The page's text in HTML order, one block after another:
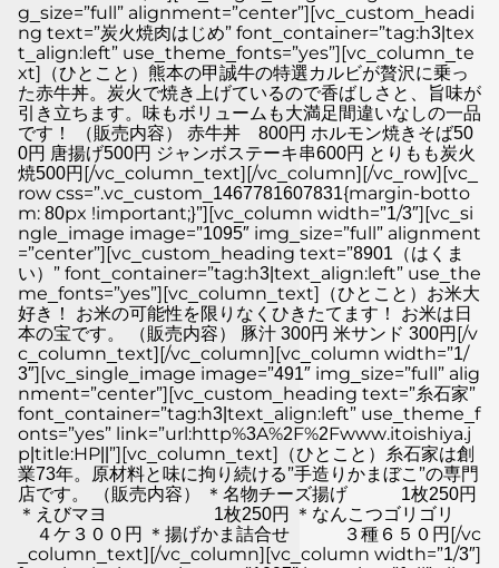
g_size=”full” alignment=”center”][vc_custom_headi
ng text=”炭火焼肉はじめ” font_container=”tag:h3|tex
t_align:left” use_theme_fonts=”yes”][vc_column_te
xt]（ひとこと）熊本の甲誠牛の特選カルビが贅沢に乗っ
た赤牛丼。炭火で焼き上げているので香ばしさと、旨味が
引き立ちます。味もボリュームも大満足間違いなしの一品
です！ （販売内容） 赤牛丼 800円 ホルモン焼きそば50
0円 唐揚げ500円 ジャンボステーキ串600円 とりもも炭火
焼500円[/vc_column_text][/vc_column][/vc_row][vc_
row css=”.vc_custom_1467781607831{margin-botto
m: 80px !important;}”][vc_column width=”1/3″][vc_si
ngle_image image=”1095″ img_size=”full” alignment
=”center”][vc_custom_heading text=”8901（はくま
い）” font_container=”tag:h3|text_align:left” use_the
me_fonts=”yes”][vc_column_text]（ひとこと）お米大
好き！ お米の可能性を限りなくひきたてます！ お米は日
本の宝です。 （販売内容） 豚汁 300円 米サンド 300円[/v
c_column_text][/vc_column][vc_column width=”1/
3″][vc_single_image image=”491″ img_size=”full” alig
nment=”center”][vc_custom_heading text=”糸石家”
font_container=”tag:h3|text_align:left” use_theme_f
onts=”yes” link=”url:http%3A%2F%2Fwww.itoishiya.j
p|title:HP||”][vc_column_text]（ひとこと）糸石家は創
業73年。原材料と味に拘り続ける”手造りかまぼこ”の専門
店です。 （販売内容） ＊名物チーズ揚げ 1枚250円
＊えびマヨ 1枚250円 ＊なんこつゴリゴリ
４ケ３００円 ＊揚げかま詰合せ ３種６５０円[/vc
_column_text][/vc_column][vc_column width=”1/3″]